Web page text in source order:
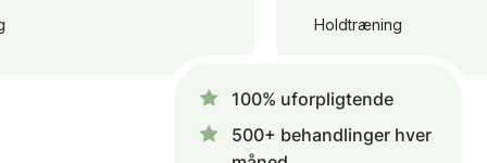
Holdtræning
100% uforpligtende
500+ behandlinger hver